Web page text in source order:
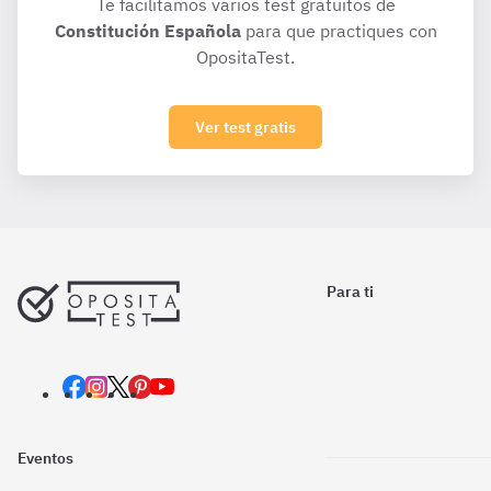
Te facilitamos varios test gratuitos de
Constitución Españolapara que practiques con
OpositaTest.
Ver test gratis
Para ti
Eventos